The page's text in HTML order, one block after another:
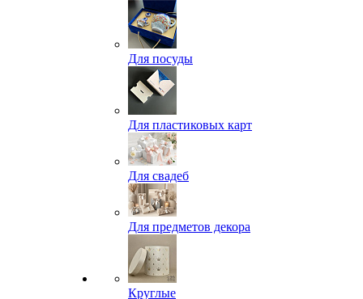
Для посуды
Для пластиковых карт
Для свадеб
Для предметов декора
Круглые